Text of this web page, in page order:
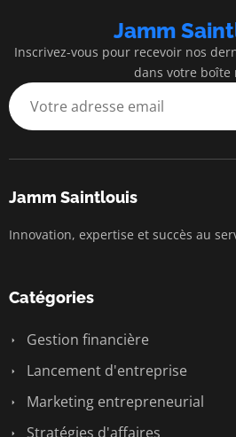
Jamm
Inscrivez-vous pour recevoir nos
dans votre boîte
Jamm Saintlouis
Innovation, expertise et succès au
Catégories
Gestion financière
Lancement d'entreprise
Marketing entrepreneurial
Stratégies d'affaires